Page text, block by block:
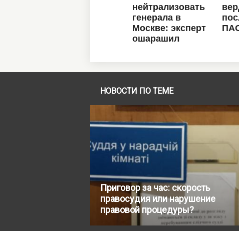
НОВОСТИ ПО ТЕМЕ
Приговор за час: скорость
правосудия или нарушение
правовой процедуры?